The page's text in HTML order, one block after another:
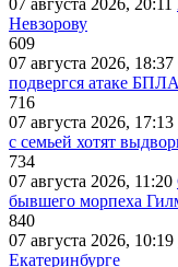
07 августа 2026, 20:11
Невзорову
609
07 августа 2026, 18:37
подвергся атаке
716
07 августа 2026, 17:13
с семьей хотят
734
07 августа 2026, 11:20
бывшего морпеха
840
07 августа 2026, 10:19
Екатеринбурге